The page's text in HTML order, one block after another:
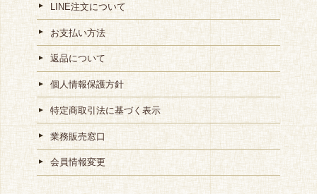
LINE注文について
お支払い方法
返品について
個人情報保護方針
特定商取引法に基づく表示
業務販売窓口
会員情報変更